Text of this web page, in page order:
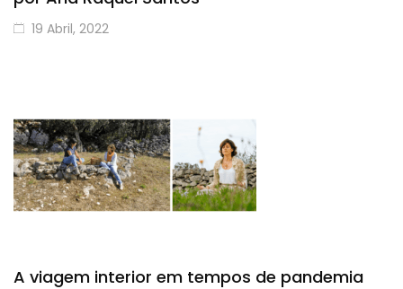
19 Abril, 2022
A viagem interior em tempos de pandemia